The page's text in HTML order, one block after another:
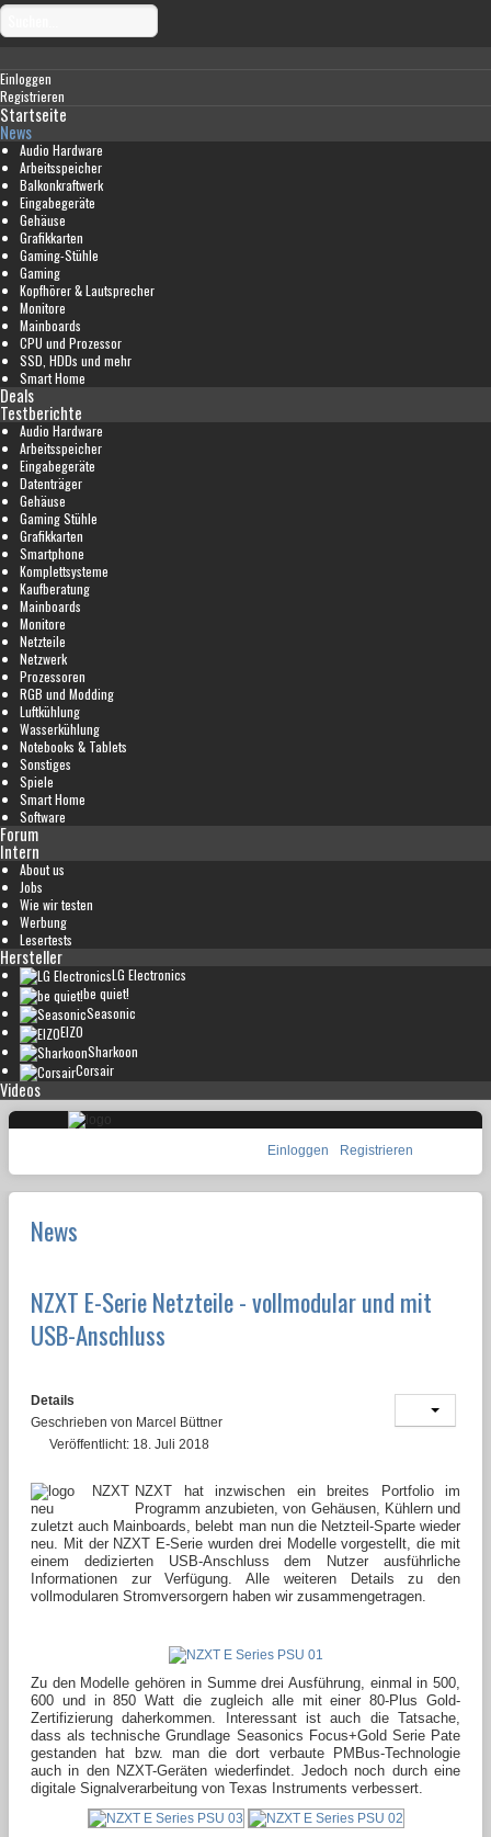
Einloggen
Registrieren
Startseite
News
Audio Hardware
Arbeitsspeicher
Balkonkraftwerk
Eingabegeräte
Gehäuse
Grafikkarten
Gaming-Stühle
Gaming
Kopfhörer & Lautsprecher
Monitore
Mainboards
CPU und Prozessor
SSD, HDDs und mehr
Smart Home
Deals
Testberichte
Audio Hardware
Arbeitsspeicher
Eingabegeräte
Datenträger
Gehäuse
Gaming Stühle
Grafikkarten
Smartphone
Komplettsysteme
Kaufberatung
Mainboards
Monitore
Netzteile
Netzwerk
Prozessoren
RGB und Modding
Luftkühlung
Wasserkühlung
Notebooks & Tablets
Sonstiges
Spiele
Smart Home
Software
Forum
Intern
About us
Jobs
Wie wir testen
Werbung
Lesertests
Hersteller
LG Electronics
be quiet!
Seasonic
EIZO
Sharkoon
Corsair
Videos
Einloggen Registrieren
News
NZXT E-Serie Netzteile - vollmodular und mit
USB-Anschluss
Details
Geschrieben von Marcel Büttner
Veröffentlicht: 18. Juli 2018
NZXT hat inzwischen ein breites Portfolio im
Programm anzubieten, von Gehäusen, Kühlern und
zuletzt auch Mainboards, belebt man nun die Netzteil-Sparte wieder
neu. Mit der NZXT E-Serie wurden drei Modelle vorgestellt, die mit
einem dedizierten USB-Anschluss dem Nutzer ausführliche
Informationen zur Verfügung. Alle weiteren Details zu den
vollmodularen Stromversorgern haben wir zusammengetragen.
Zu den Modelle gehören in Summe drei Ausführung, einmal in 500,
600 und in 850 Watt die zugleich alle mit einer 80-Plus Gold-
Zertifizierung daherkommen. Interessant ist auch die Tatsache,
dass als technische Grundlage Seasonics Focus+Gold Serie Pate
gestanden hat bzw. man die dort verbaute PMBus-Technologie
auch in den NZXT-Geräten wiederfindet. Jedoch noch durch eine
digitale Signalverarbeitung von Texas Instruments verbessert.